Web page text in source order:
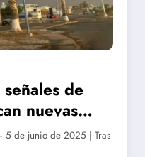
de
nuevas
5 de junio de 2025 | Tras